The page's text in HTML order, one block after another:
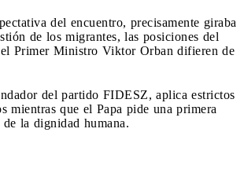
del encuentro, precisamente giraba
de los migrantes, las posiciones del
Primer Ministro Viktor Orban difieren de
del partido FIDESZ, aplica estrictos
mientras que el Papa pide una primera
la dignidad humana.